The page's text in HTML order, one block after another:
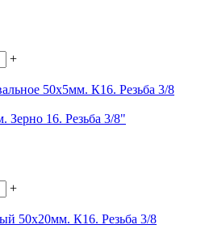
+
Зерно 16. Резьба 3/8"
+